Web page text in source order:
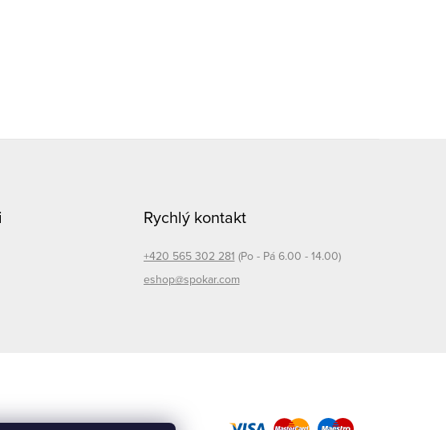
Rychlý kontakt
+420 565 302 281 (Po - Pá 6.00 - 14.00)
eshop@spokar.com